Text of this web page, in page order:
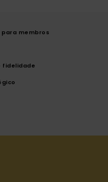
membros
fidelidade